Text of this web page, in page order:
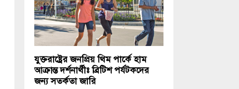
যুক্তরাষ্ট্রের জনপ্রিয় থিম পার্কে হাম
আক্রান্ত দর্শনার্থীঃ ব্রিটিশ পর্যটকদের
জন্য সতর্কতা জারি